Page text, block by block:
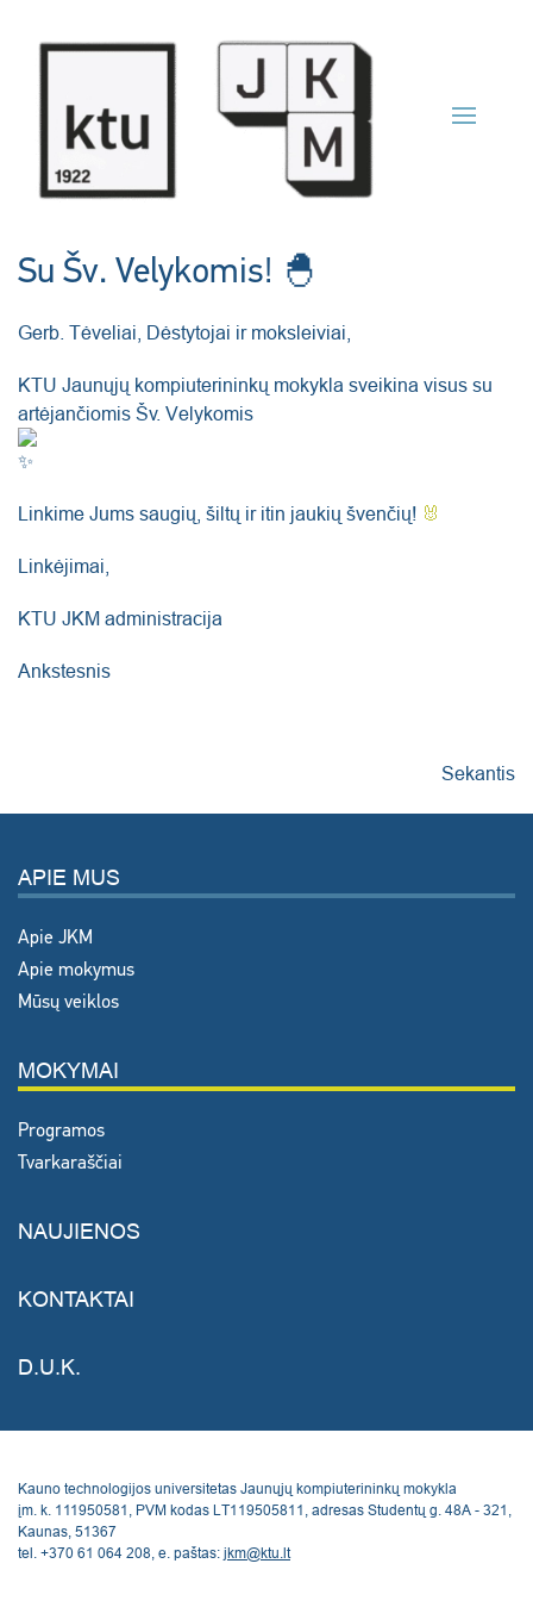
Skip to main content
Su Šv. Velykomis! 🐣
Gerb. Tėveliai, Dėstytojai ir moksleiviai,
KTU Jaunųjų kompiuterininkų mokykla sveikina visus su
artėjančiomis Šv. Velykomis
Linkime Jums saugių, šiltų ir itin jaukių švenčių! 🐰
Linkėjimai,
KTU JKM administracija
Ankstesnis
Sekantis
APIE MUS
Apie JKM
Apie mokymus
Mūsų veiklos
MOKYMAI
Programos
Tvarkaraščiai
NAUJIENOS
KONTAKTAI
D.U.K.
Kauno technologijos universitetas Jaunųjų kompiuterininkų mokykla
įm. k. 111950581, PVM kodas LT119505811, adresas Studentų g. 48A - 321,
Kaunas, 51367
tel. +370 61 064 208, e. paštas: jkm@ktu.lt